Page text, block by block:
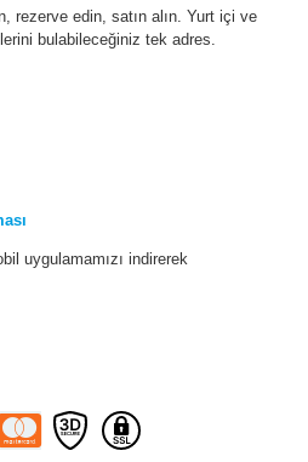
rezerve edin, satın alın. Yurt içi ve
bulabileceğiniz tek adres.
uygulamamızı indirerek